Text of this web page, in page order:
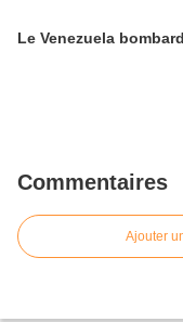
Le Venezuela
Commentaires
Ajouter